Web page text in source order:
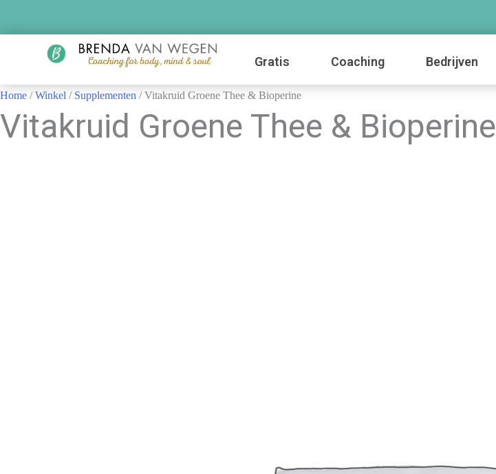
Gratis Coaching Bedrijven
Home /Winkel / Supplementen / Vitakruid Groene Thee & Bioperine
Vitakruid Groene Thee & Bioperine